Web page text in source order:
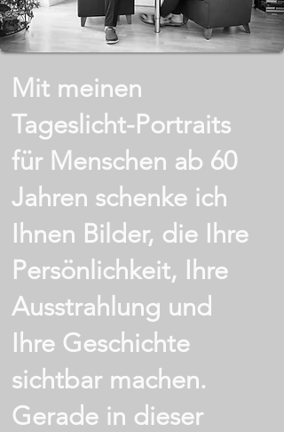
Mit meinen
Tageslicht-Portraits
für Menschen ab 60
Jahren schenke ich
Ihnen Bilder, die Ihre
Persönlichkeit, Ihre
Ausstrahlung und
Ihre Geschichte
sichtbar machen.
Gerade in dieser